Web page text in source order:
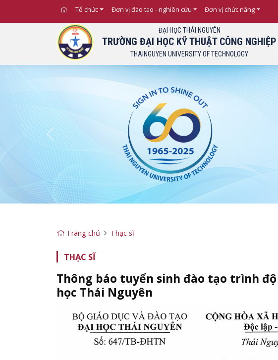
Tổ chức Đơn vị đào tạo - nghiên cứu Đơn vị chức năng
ĐẠI HỌC THÁI NGUYÊN
TRƯỜNG ĐẠI HỌC KỸ THUẬT CÔNG NGHIỆP
THAINGUYEN UNIVERSITY OF TECHNOLOGY
Previous
Trang chủ Thạc sĩ
THẠC SĨ
Thông báo tuyển sinh đào tạo trình
học Thái Nguyên